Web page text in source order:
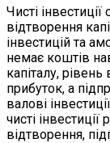
Чисті
відтворення
інвестицій та
немає коштів
капіталу,
прибуток, а
валові
чисті
відтворення,